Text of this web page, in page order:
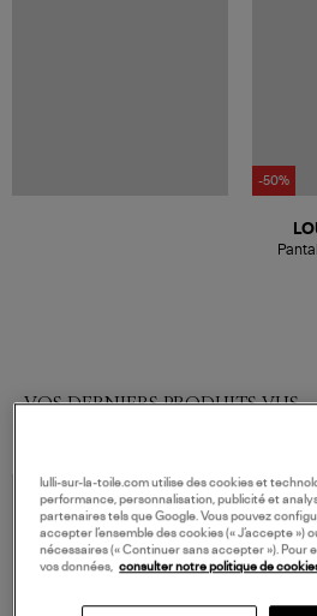
-50%
VOS DERNIERS PRODUITS VUS
lulli-sur-la-toile.com utilise des cookies et
performance, personnalisation, publicité et
partenaires tels que Google. Vous pouvez
accepter l’ensemble des cookies (« J’accepte
nécessaires (« Continuer sans accepter »). Pour
vos données,
consulter notre politique de